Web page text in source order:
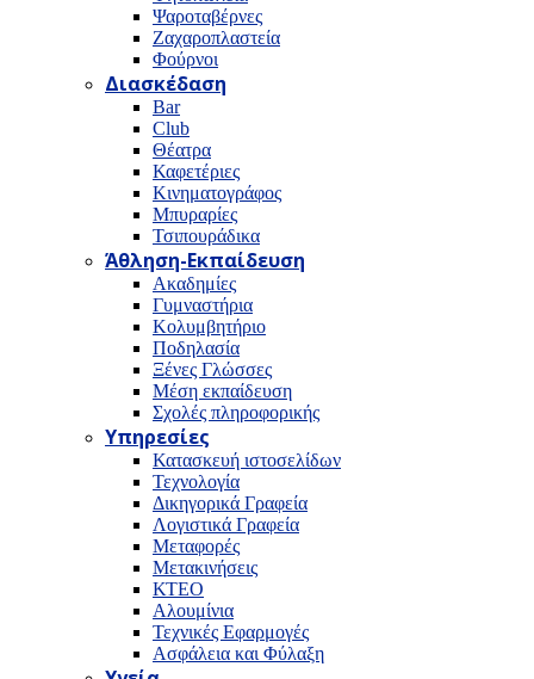
Ψαροταβέρνες
Ζαχαροπλαστεία
Φούρνοι
Διασκέδαση
Bar
Club
Θέατρα
Καφετέριες
Κινηματογράφος
Μπυραρίες
Τσιπουράδικα
Άθληση-Εκπαίδευση
Ακαδημίες
Γυμναστήρια
Κολυμβητήριο
Ποδηλασία
Ξένες Γλώσσες
Μέση εκπαίδευση
Σχολές πληροφορικής
Υπηρεσίες
Κατασκευή ιστοσελίδων
Τεχνολογία
Δικηγορικά Γραφεία
Λογιστικά Γραφεία
Μεταφορές
Μετακινήσεις
ΚΤΕΟ
Αλουμίνια
Τεχνικές Εφαρμογές
Ασφάλεια και Φύλαξη